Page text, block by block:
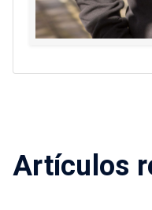
Artículos